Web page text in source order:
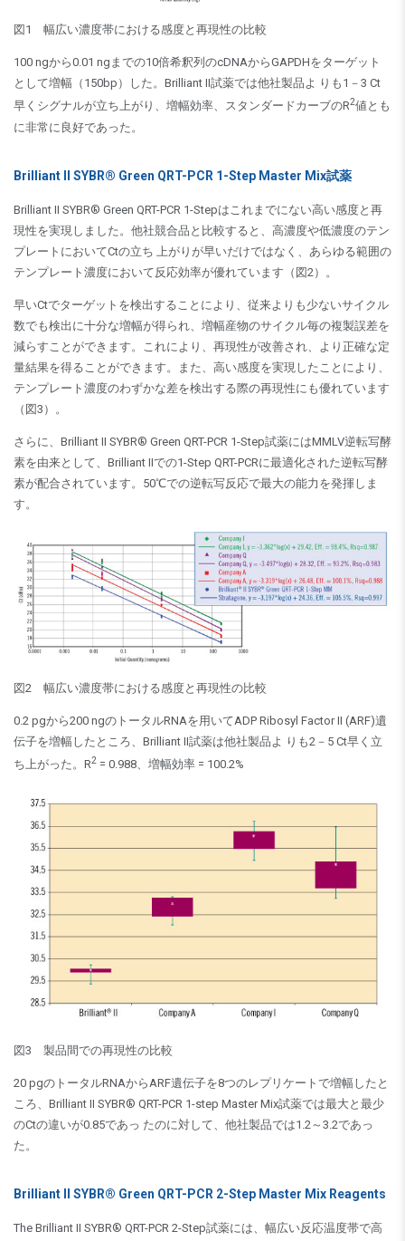
図1 幅広い濃度帯における感度と再現性の比較
100 ngから0.01 ngまでの10倍希釈列のcDNAからGAPDHをターゲット
として増幅（150bp）した。Brilliant II試薬では他社製品よ りも1－3 Ct
早くシグナルが立ち上がり、増幅効率、スタンダードカーブのR2値とも
に非常に良好であった。
Brilliant II SYBR® Green QRT-PCR 1-Step Master Mix試薬
Brilliant II SYBR® Green QRT-PCR 1-Stepはこれまでにない高い感度と再
現性を実現しました。他社競合品と比較すると、高濃度や低濃度のテン
プレートにおいてCtの立ち 上がりが早いだけではなく、あらゆる範囲の
テンプレート濃度において反応効率が優れています（図2）。
早いCtでターゲットを検出することにより、従来よりも少ないサイクル
数でも検出に十分な増幅が得られ、増幅産物のサイクル毎の複製誤差を
減らすことができます。これにより、再現性が改善され、より正確な定
量結果を得ることができます。また、高い感度を実現したことにより、
テンプレート濃度のわずかな差を検出する際の再現性にも優れています
（図3）。
さらに、Brilliant II SYBR® Green QRT-PCR 1-Step試薬にはMMLV逆転写酵
素を由来として、Brilliant IIでの1-Step QRT-PCRに最適化された逆転写酵
素が配合されています。50℃での逆転写反応で最大の能力を発揮しま
す。
図2 幅広い濃度帯における感度と再現性の比較
0.2 pgから200 ngのトータルRNAを用いてADP Ribosyl Factor II (ARF)遺
伝子を増幅したところ、Brilliant II試薬は他社製品よ りも2－5 Ct早く立
ち上がった。R2 = 0.988、増幅効率 = 100.2%
図3 製品間での再現性の比較
20 pgのトータルRNAからARF遺伝子を8つのレプリケートで増幅したと
ころ、Brilliant II SYBR® QRT-PCR 1-step Master Mix試薬では最大と最少
のCtの違いが0.85であっ たのに対して、他社製品では1.2～3.2であっ
た。
Brilliant II SYBR® Green QRT-PCR 2-Step Master Mix Reagents
The Brilliant II SYBR® QRT-PCR 2-Step試薬には、幅広い反応温度帯で高